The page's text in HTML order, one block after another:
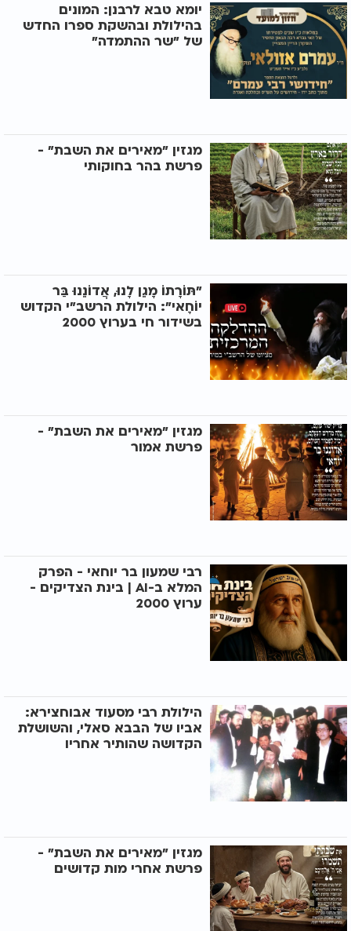
יומא טבא לרבנן: המונים
בהילולת ובהשקת ספרו החדש
של "שר ההתמדה"
מגזין "מאירים את השבת" -
פרשת בהר בחוקותי
"תּוֹרָתוֹ מָגֵן לָנוּ, אֲדוֹנֵנוּ בַּר
יוֹחָאי": הילולת הרשב"י הקדוש
בשידור חי בערוץ 2000
מגזין "מאירים את השבת" -
פרשת אמור
רבי שמעון בר יוחאי - הפרק
המלא ב-AI | בינת הצדיקים -
ערוץ 2000
הילולת רבי מסעוד אבוחצירא:
אביו של הבבא סאלי, והשושלת
הקדושה שהותיר אחריו
מגזין "מאירים את השבת" -
פרשת אחרי מות קדושים